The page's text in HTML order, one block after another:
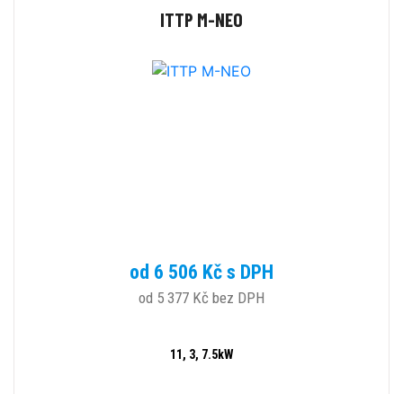
ITTP M-NEO
od 6 506 Kč s DPH
od 5 377 Kč bez DPH
11, 3, 7.5kW